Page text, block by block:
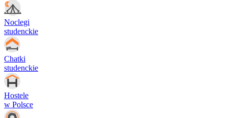
Noclegi
studenckie
Chatki
studenckie
Hostele
w Polsce